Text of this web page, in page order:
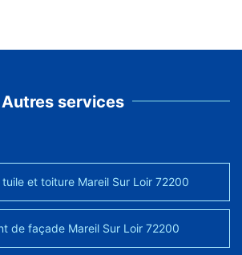
Autres services
tuile et toiture Mareil Sur Loir 72200
de façade Mareil Sur Loir 72200